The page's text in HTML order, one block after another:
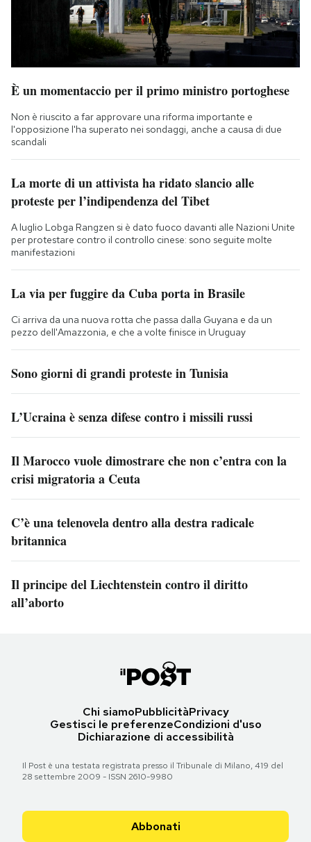
È un momentaccio per il primo ministro portoghese
Non è riuscito a far approvare una riforma importante e
l'opposizione l'ha superato nei sondaggi, anche a causa di due
scandali
La morte di un attivista ha ridato slancio alle
proteste per l’indipendenza del Tibet
A luglio Lobga Rangzen si è dato fuoco davanti alle Nazioni Unite
per protestare contro il controllo cinese: sono seguite molte
manifestazioni
La via per fuggire da Cuba porta in Brasile
Ci arriva da una nuova rotta che passa dalla Guyana e da un
pezzo dell'Amazzonia, e che a volte finisce in Uruguay
Sono giorni di grandi proteste in Tunisia
L’Ucraina è senza difese contro i missili russi
Il Marocco vuole dimostrare che non c’entra con la
crisi migratoria a Ceuta
C’è una telenovela dentro alla destra radicale
britannica
Il principe del Liechtenstein contro il diritto
all’aborto
Chi siamoPubblicitàPrivacy
Gestisci le preferenzeCondizioni d'uso
Dichiarazione di accessibilità
Il Post è una testata registrata presso il Tribunale di Milano, 419 del
28 settembre 2009 - ISSN 2610-9980
Abbonati